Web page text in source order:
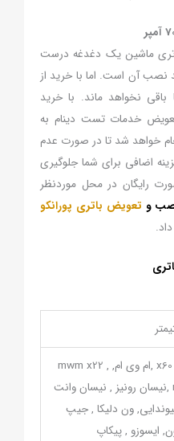
باتری ماشین یک دغدغه درست
نصب آن است. اما با خرید از
نخواهد ماند. با خرید
تعویض خدمات تست دینام به
خواهد شد تا در صورت عدم
اضافی برای شما جلوگیری
رایگان در محل موردنظر
و تعویض باتری پورانکو
جک اس 5, لیفان x60 ,ام وی ام, mwm x22 ,
mvm , mvm x33 ,نیسان رونیز , نیسان وانت
تن , هیوندایی, ون دلیکا , جیپ
ایسوزو , پیکاپ